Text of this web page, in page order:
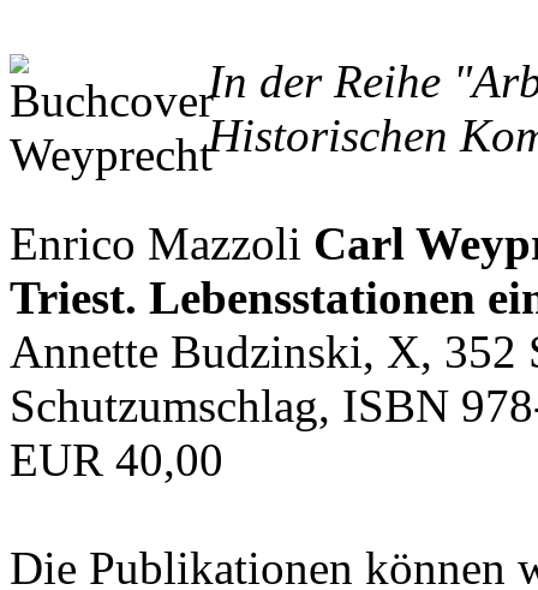
In der Reihe
Historischen
Enrico Mazzoli Carl
Triest. Lebensstationen
Annette Budzinski, X, 352
Schutzumschlag, ISBN
EUR 40,00
Die Publikationen können